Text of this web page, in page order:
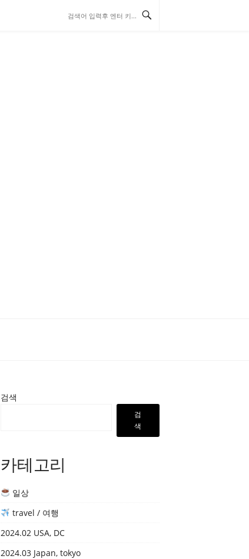
검색
검
색
카테고리
일상
travel / 여행
2024.02 USA, DC
2024.03 Japan, tokyo